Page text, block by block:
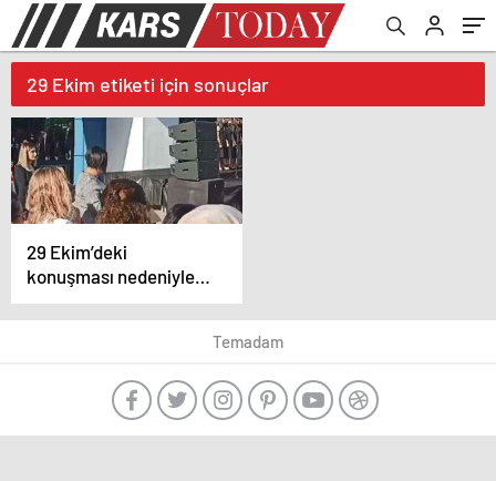
29 Ekim etiketi için sonuçlar
29 Ekim’deki
konuşması nedeniyle
gözaltına alınmıştı… O
öğretmen adli
Temadam